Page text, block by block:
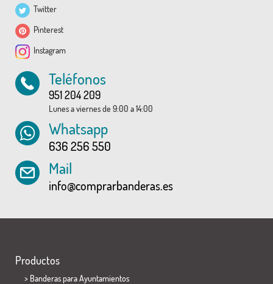
Twitter
Pinterest
Instagram
Teléfonos
951 204 209
Lunes a viernes de 9:00 a 14:00
Whatsapp
636 256 550
Mail
info@comprarbanderas.es
Productos
> Banderas para Ayuntamientos